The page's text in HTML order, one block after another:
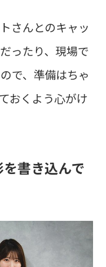
さんとのキャッ
ったり、現場で
で、準備はちゃ
おくよう心がけ
書き込んで